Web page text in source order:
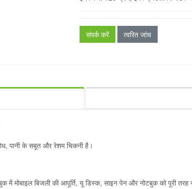
संपर्क करें त्वरित जांच
पानी के सबूत और रेशम चिकनी है।
मोबाइल बिजली की आपूर्ति, यू डिस्क, साइन पेन और नोटबुक को पूरी तरह